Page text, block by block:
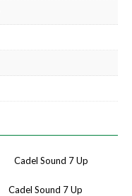
Cadel Sound 7 Up